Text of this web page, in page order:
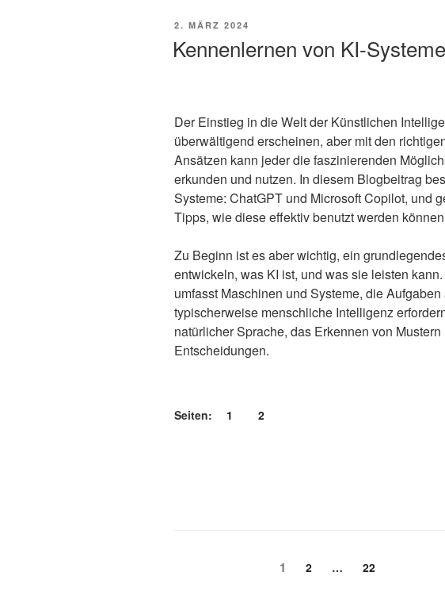
VERÖFFENTLICHT
2. MÄRZ 2024
Kennenlernen von KI-
Der Einstieg in die Welt der Künstlichen
überwältigend erscheinen, aber mit den
Ansätzen kann jeder die faszinierenden
erkunden und nutzen. In diesem Blogbeitrag
Systeme: ChatGPT und Microsoft Copilot, und
Tipps, wie diese effektiv benutzt werden
Zu Beginn ist es aber wichtig, ein
entwickeln, was KI ist, und was sie leisten
umfasst Maschinen und Systeme, die
typischerweise menschliche Intelligenz
natürlicher Sprache, das Erkennen von
Entscheidungen.
Seiten: 1 2
Seitennummerierung
Seite
1 Seite
2 … Seite
22